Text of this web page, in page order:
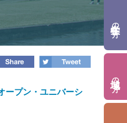
の方
の方
ープン・ユニバーシ